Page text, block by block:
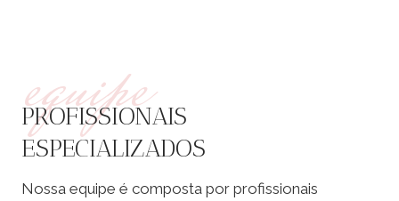
equipe
PROFISSIONAIS
ESPECIALIZADOS
Nossa equipe é composta por profissionais